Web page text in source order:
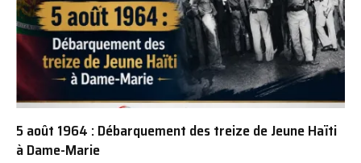
5 août 1964 : Débarquement des treize de Jeune Haïti
à Dame-Marie